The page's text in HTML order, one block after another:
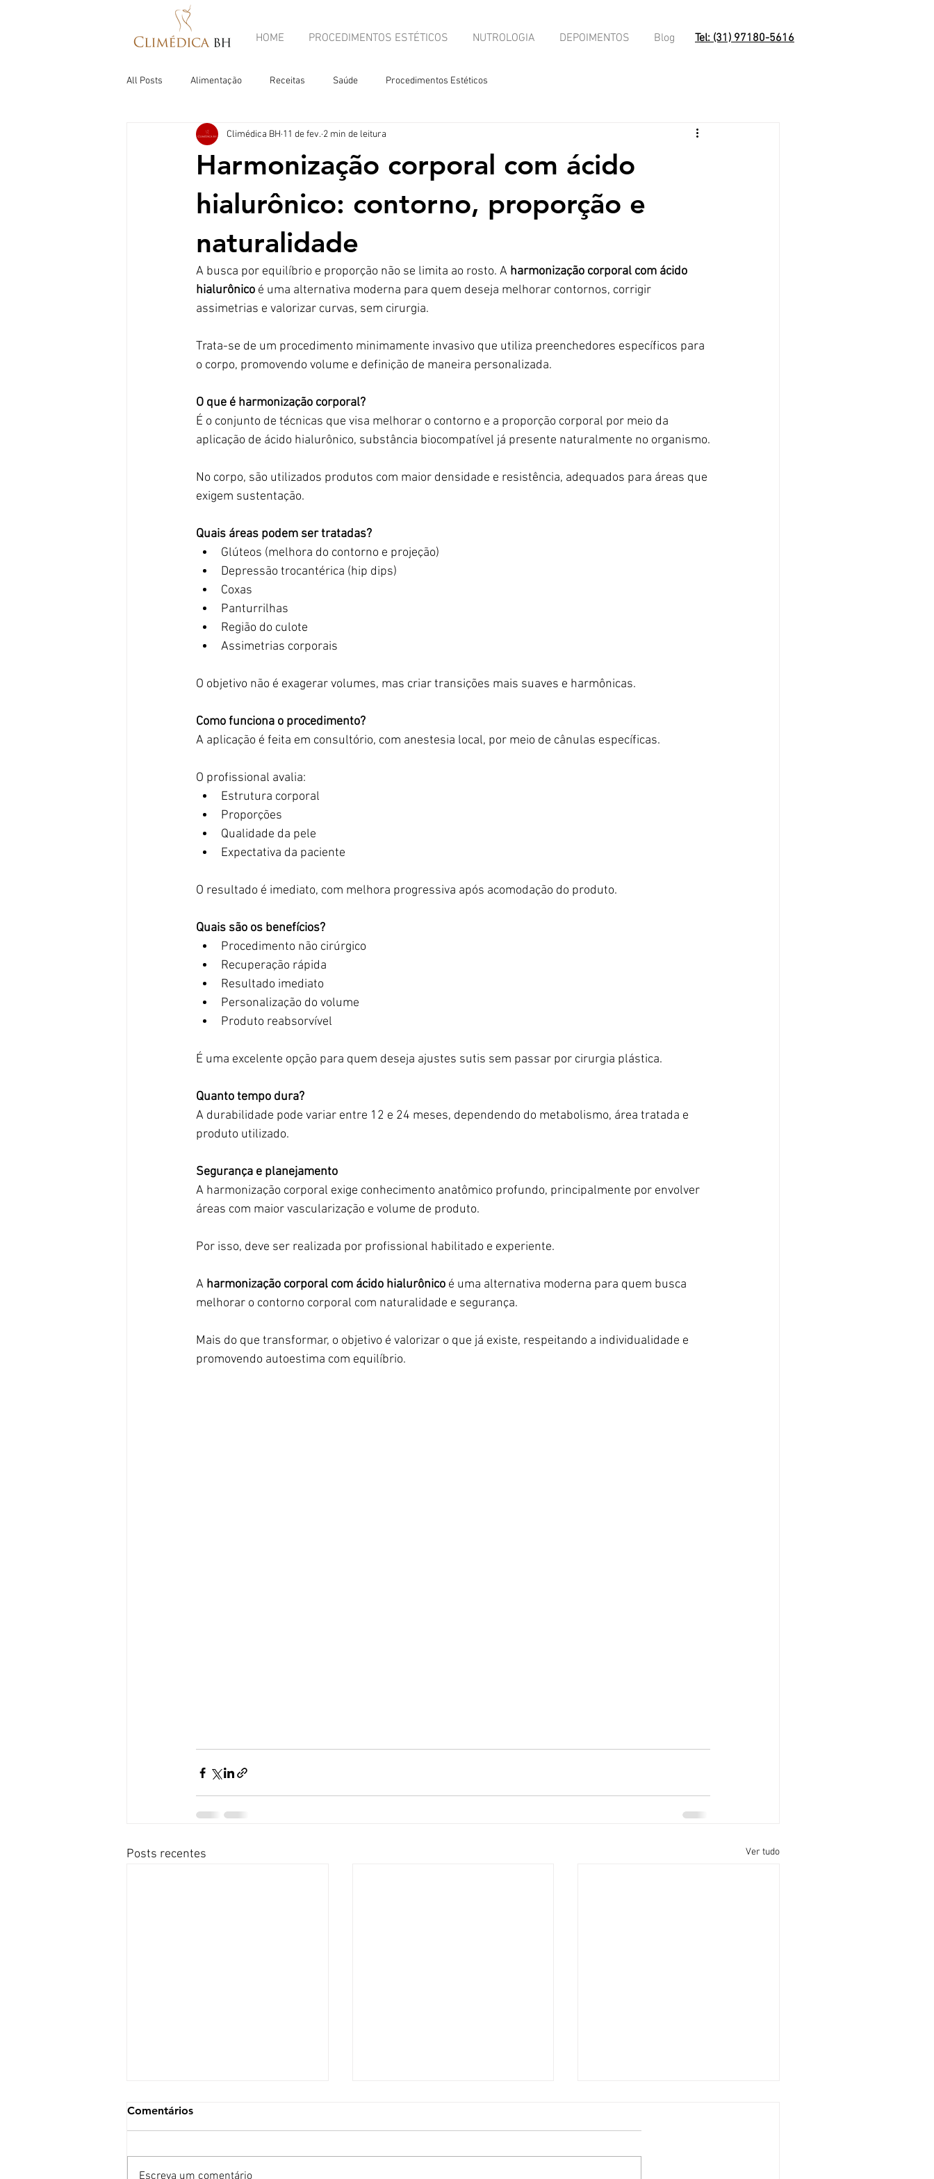
HOME PROCEDIMENTOS ESTÉTICOS NUTROLOGIA DEPOIMENTOS Blog Tel: (31) 97180-5616
All Posts Alimentação Receitas Saúde Procedimentos Estéticos
Harmonização corporal com ácido
hialurônico: contorno, proporção e
naturalidade
Climédica BH 11 de fev. 2 min de leitura
A busca por equilíbrio e proporção não se limita ao rosto. A harmonização corporal com ácido
hialurônico é uma alternativa moderna para quem deseja melhorar contornos, corrigir
assimetrias e valorizar curvas, sem cirurgia.
Trata-se de um procedimento minimamente invasivo que utiliza preenchedores específicos para
o corpo, promovendo volume e definição de maneira personalizada.
O que é harmonização corporal?
É o conjunto de técnicas que visa melhorar o contorno e a proporção corporal por meio da
aplicação de ácido hialurônico, substância biocompatível já presente naturalmente no organismo.
No corpo, são utilizados produtos com maior densidade e resistência, adequados para áreas que
exigem sustentação.
Quais áreas podem ser tratadas?
Glúteos (melhora do contorno e projeção)
Depressão trocantérica (hip dips)
Coxas
Panturrilhas
Região do culote
Assimetrias corporais
O objetivo não é exagerar volumes, mas criar transições mais suaves e harmônicas.
Como funciona o procedimento?
A aplicação é feita em consultório, com anestesia local, por meio de cânulas específicas.
O profissional avalia:
Estrutura corporal
Proporções
Qualidade da pele
Expectativa da paciente
O resultado é imediato, com melhora progressiva após acomodação do produto.
Quais são os benefícios?
Procedimento não cirúrgico
Recuperação rápida
Resultado imediato
Personalização do volume
Produto reabsorvível
É uma excelente opção para quem deseja ajustes sutis sem passar por cirurgia plástica.
Quanto tempo dura?
A durabilidade pode variar entre 12 e 24 meses, dependendo do metabolismo, área tratada e
produto utilizado.
Segurança e planejamento
A harmonização corporal exige conhecimento anatômico profundo, principalmente por envolver
áreas com maior vascularização e volume de produto.
Por isso, deve ser realizada por profissional habilitado e experiente.
A harmonização corporal com ácido hialurônico é uma alternativa moderna para quem busca
melhorar o contorno corporal com naturalidade e segurança.
Mais do que transformar, o objetivo é valorizar o que já existe, respeitando a individualidade e
promovendo autoestima com equilíbrio.
Posts recentes Ver tudo
Comentários